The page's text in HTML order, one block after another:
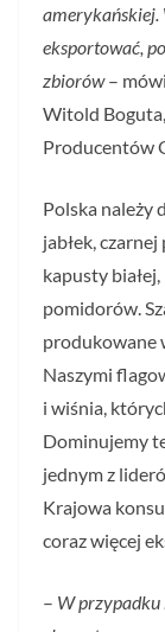
amerykańskiej.
eksportować,
zbiorów–
Witold
Producentów
Polska należy
jabłek,
kapusty
pomidorów.
produkowane
Naszymi
i wiśnia,
Dominujemy
jednym z
Krajowa
coraz więcej
– W przypadku